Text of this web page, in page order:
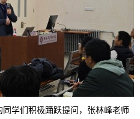
学们积极踊跃提问，张林峰老师